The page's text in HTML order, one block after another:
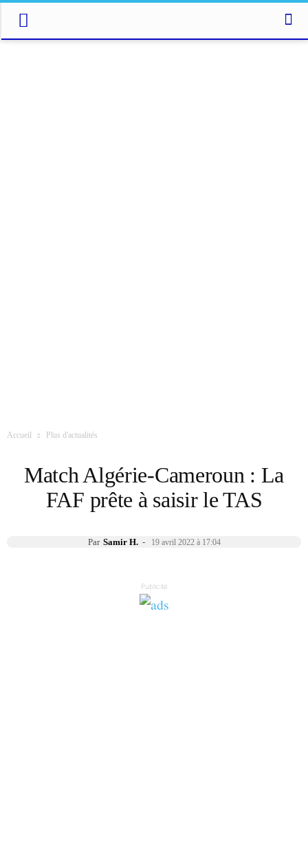
Accueil Plus d'actualités
Match Algérie-Cameroun : La
FAF prête à saisir le TAS
Par Samir H. - 19 avril 2022 à 17:04
Publicité